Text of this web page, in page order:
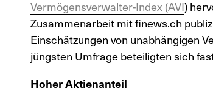
Vermögensverwalter-Index (AVI)
Zusammenarbeit mit finews.ch
Einschätzungen von unabhängigen
jüngsten Umfrage beteiligten sich
Hoher Aktienanteil